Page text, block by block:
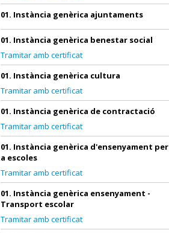
01. Instància genèrica ajuntaments
01. Instància genèrica benestar social
Tramitar amb certificat
01. Instància genèrica cultura
Tramitar amb certificat
01. Instància genèrica de contractació
Tramitar amb certificat
01. Instància genèrica d'ensenyament per
a escoles
Tramitar amb certificat
01. Instància genèrica ensenyament -
Transport escolar
Tramitar amb certificat